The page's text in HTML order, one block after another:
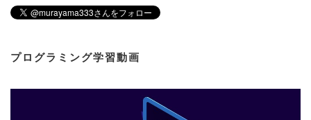
プログラミング学習動画